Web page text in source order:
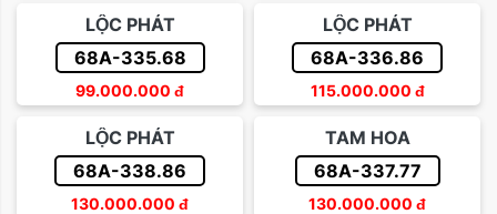
LỘC PHÁT
68A-335.68
99.000.000 đ
LỘC PHÁT
68A-336.86
115.000.000 đ
LỘC PHÁT
68A-338.86
130.000.000 đ
TAM HOA
68A-337.77
130.000.000 đ